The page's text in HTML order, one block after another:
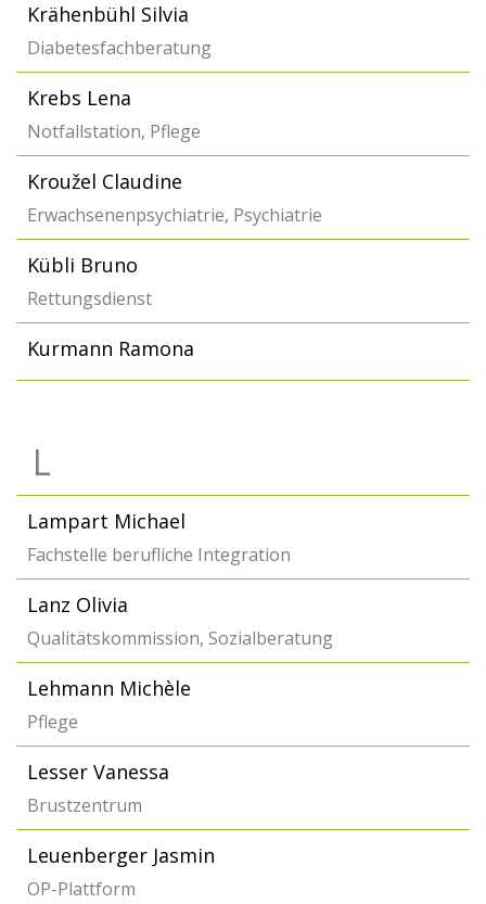
Krähenbühl Silvia
Diabetesfachberatung
Krebs Lena
Notfallstation, Pflege
Kroužel Claudine
Erwachsenenpsychiatrie, Psychiatrie
Kübli Bruno
Rettungsdienst
Kurmann Ramona
L
Lampart Michael
Fachstelle berufliche Integration
Lanz Olivia
Qualitätskommission, Sozialberatung
Lehmann Michèle
Pflege
Lesser Vanessa
Brustzentrum
Leuenberger Jasmin
OP-Plattform